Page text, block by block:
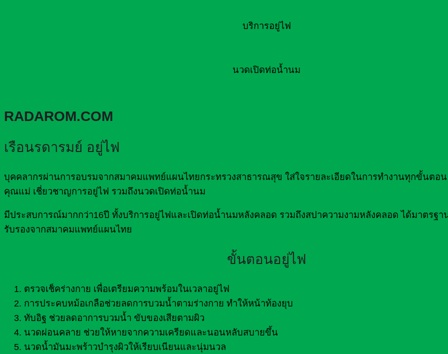
บริการอยู่ไฟ
นวดเปิดท่อน้ำนม
RADAROM.COM
เรือนรดารมย์ อยู่ไฟ
บุคคลากรผ่านการอบรมจากสมาคมแพทย์แผนไทยกระทรวงสาธารณสุข ใส่ใจรายละเอียดในการทำงานทุกขั้นตอ
คุณแม่ เชี่ยวชาญการอยู่ไฟ รวมถึงนวดเปิดท่อน้ำนม
มีประสบการณ์มากกว่า16ปี ทั้งบริการอยู่ไฟและเปิดท่อน้ำนมหลังคลอด รวมถึงสปาความงามหลังคลอด ได้มาตรฐา
รับรองจากสมาคมแพทย์แผนไทย
ขั้นตอนอยู่ไฟ
ตรวจเช็คร่างกาย เพื่อเตรียมความพร้อมในเวลาอยู่ไฟ
การประคบหม้อเกลือช่วยลดการบวมน้ำตามร่างกาย ทำให้หน้าท้องยุบ
ทับอิฐ ช่วยลดอาการบวมน้ำ ขับของเสียตามผิว
นวดผ่อนคลาย ช่วยให้หายจากความเครียดและนอนหลับสบายขึ้น
นวดน้ำมันมะพร้าวบำรุงผิวให้เรียบเนียนและนุ่มนวล